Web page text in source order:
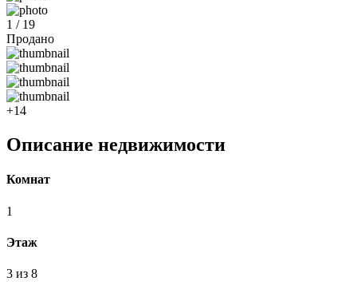
1 / 19
Продано
+14
Описание недвижимости
Комнат
1
Этаж
3 из 8